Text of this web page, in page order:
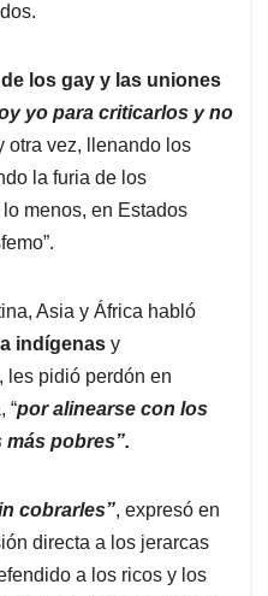
los gay y las uniones
yo para criticarlos y no
otra vez, llenando los
la furia de los
menos, en Estados
Asia y África habló
indígenas y
les pidió perdón en
“por alinearse con los
pobres”.
cobrarles”, expresó en
directa a los jerarcas
a los ricos y los